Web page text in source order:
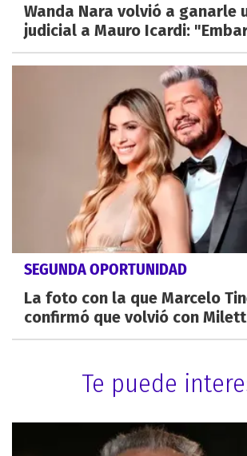
Wanda Nara volvió a ganarle
judicial a Mauro Icardi:
SEGUNDA OPORTUNIDAD
La foto con la que Marcelo
confirmó que volvió con
Te puede